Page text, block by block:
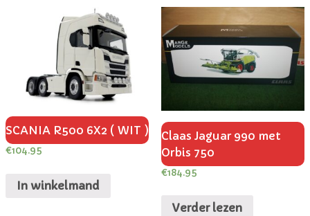
SCANIA R500 6X2 ( WIT )
€104.95
In winkelmand
Claas Jaguar 990 met
Orbis 750
€184.95
Verder lezen